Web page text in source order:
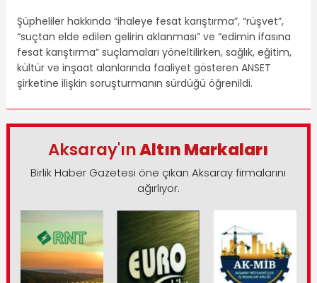
Şüpheliler hakkında “ihaleye fesat karıştırma”, “rüşvet”,
“suçtan elde edilen gelirin aklanması” ve “edimin ifasına
fesat karıştırma” suçlamaları yöneltilirken, sağlık, eğitim,
kültür ve inşaat alanlarında faaliyet gösteren ANSET
şirketine ilişkin soruşturmanın sürdüğü öğrenildi.
Aksaray'ınAltın Markaları
Birlik Haber Gazetesi öne çıkan Aksaray firmalarını
ağırlıyor.